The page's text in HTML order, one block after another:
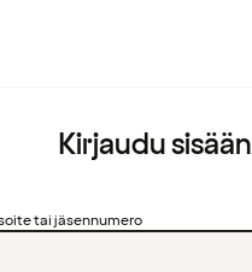
Kirjaudu sisään
tai jäsennumero